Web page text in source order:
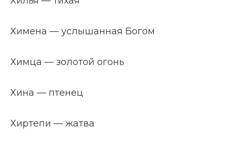
Химена — услышанная Богом
Химца — золотой огонь
Хина — птенец
Хиртепи — жатва